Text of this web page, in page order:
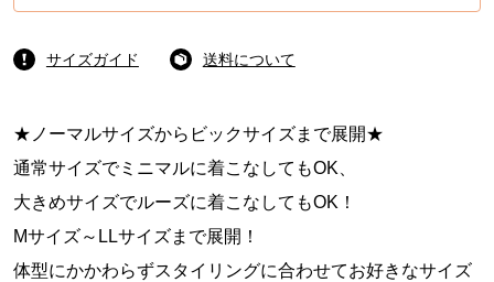
サイズガイド 送料について
★ノーマルサイズからビックサイズまで展開★
通常サイズでミニマルに着こなしてもOK、
大きめサイズでルーズに着こなしてもOK！
Mサイズ～LLサイズまで展開！
体型にかかわらずスタイリングに合わせてお好きなサイズ